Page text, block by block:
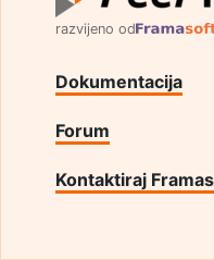
razvijeno od
Dokumentacija
Forum
Kontaktiraj